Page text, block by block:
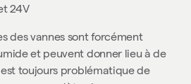
24V
des vannes sont forcément
et peuvent donner lieu à de
toujours problématique de